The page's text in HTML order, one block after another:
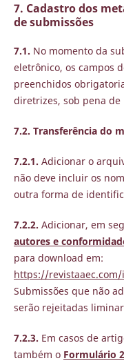
7. Cadastro dos
de submissões
7.1. No momento da
eletrônico, os campos
preenchidos
diretrizes, sob pena
7.2. Transferência do
7.2.1. Adicionar o
não deve incluir os
outra forma de
7.2.2. Adicionar, em
autores e
para download em:
https://
Submissões que não
serão rejeitadas
7.2.3. Em casos de
também o Formulário